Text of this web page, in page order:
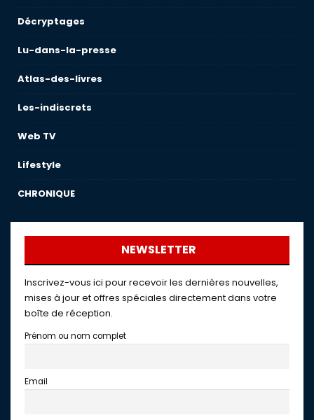
Décryptages
Lu-dans-la-presse
Atlas-des-livres
Les-indiscrets
Web TV
Lifestyle
CHRONIQUE
NEWSLETTER
Inscrivez-vous ici pour recevoir les dernières nouvelles,
mises à jour et offres spéciales directement dans votre
boîte de réception.
Prénom ou nom complet
Email